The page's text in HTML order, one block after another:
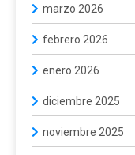
marzo 2026
febrero 2026
enero 2026
diciembre 2025
noviembre 2025